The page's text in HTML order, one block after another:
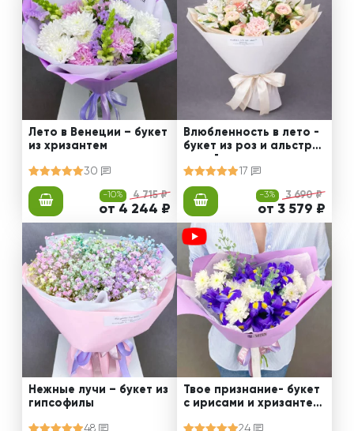
Лето в Венеции – букет
из хризантем
30
-10% 4 715 ₽
от 4 244 ₽
Влюбленность в лето -
букет из роз и альстро
мерий
17
-3% 3 690 ₽
от 3 579 ₽
Нежные лучи – букет из
гипсофилы
48
Твое признание- букет
с ирисами и хризантем
24